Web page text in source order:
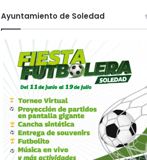
Ayuntamiento de Soledad